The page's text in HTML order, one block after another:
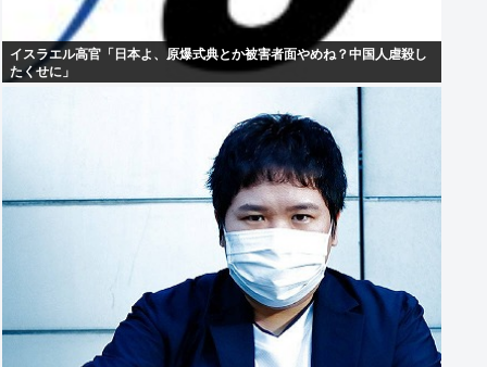
イスラエル高官「日本よ、原爆式典とか被害者面やめね？中国人虐殺し
たくせに」